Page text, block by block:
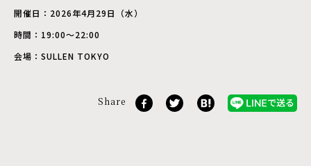
開催日：2026年4月29日（水）
時間：19:00～22:00
会場：SULLEN TOKYO
Share